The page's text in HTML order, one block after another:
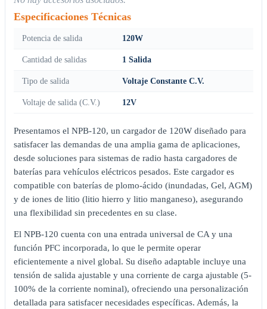
Especificaciones Técnicas
Potencia de salida 120W
Cantidad de salidas 1 Salida
Tipo de salida Voltaje Constante C.V.
Voltaje de salida (C.V.) 12V
Presentamos el NPB-120, un cargador de 120W diseñado para
satisfacer las demandas de una amplia gama de aplicaciones,
desde soluciones para sistemas de radio hasta cargadores de
baterías para vehículos eléctricos pesados. Este cargador es
compatible con baterías de plomo-ácido (inundadas, Gel, AGM)
y de iones de litio (litio hierro y litio manganeso), asegurando
una flexibilidad sin precedentes en su clase.
El NPB-120 cuenta con una entrada universal de CA y una
función PFC incorporada, lo que le permite operar
eficientemente a nivel global. Su diseño adaptable incluye una
tensión de salida ajustable y una corriente de carga ajustable (5-
100% de la corriente nominal), ofreciendo una personalización
detallada para satisfacer necesidades específicas. Además, la